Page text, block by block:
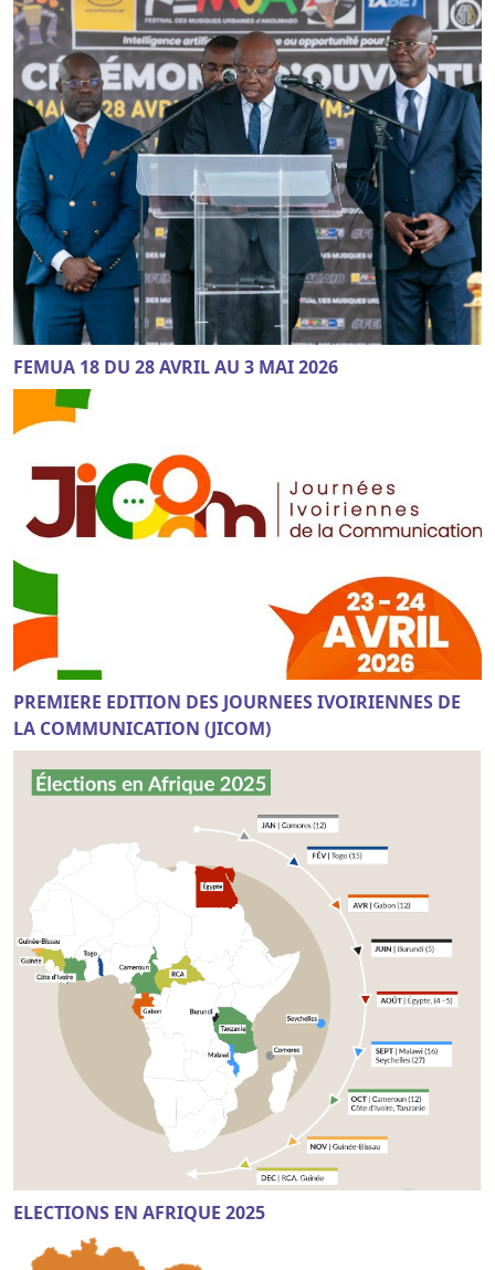
FEMUA 18 DU 28 AVRIL AU 3 MAI 2026
PREMIERE EDITION DES JOURNEES IVOIRIENNES DE
LA COMMUNICATION (JICOM)
ELECTIONS EN AFRIQUE 2025